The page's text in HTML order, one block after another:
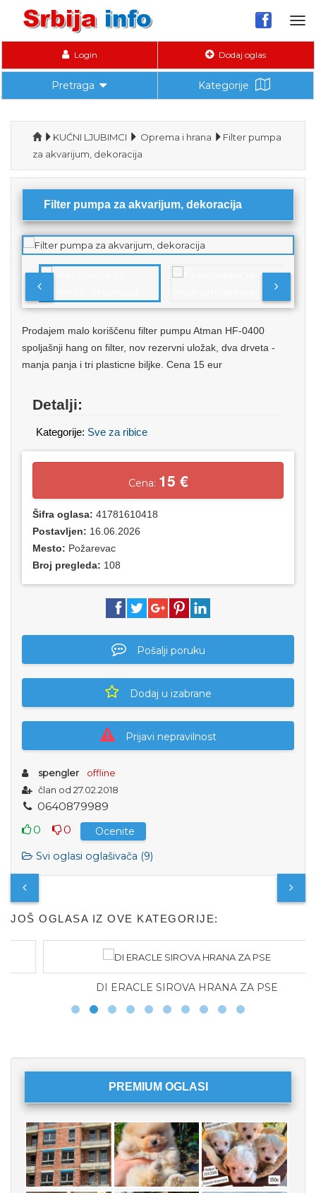
Login Dodaj oglas
Pretraga Kategorije
KUĆNI LJUBIMCI Oprema i hrana
Filter pumpa
za akvarijum, dekoracija
Filter pumpa za akvarijum, dekoracija
Prodajem malo koriščenu filter pumpu Atman HF-0400
spoljašnji hang on filter, nov rezervni uložak, dva drveta -
manja panja i tri plasticne biljke. Cena 15 eur
Detalji:
Kategorije: Sve za ribice
Cena: 15 €
Šifra oglasa: 41781610418
Postavljen: 16.06.2026
Mesto: Požarevac
Broj pregleda: 108
Pošalji poruku
Dodaj u izabrane
Prijavi nepravilnost
spengler
offline
član od 27.02.2018
0640879989
0
0
Ocenite
Svi oglasi oglašivača (9)
JOŠ OGLASA IZ OVE KATEGORIJE:
DI ERACLE SIROVA HRANA ZA PSE
PREMIUM OGLASI